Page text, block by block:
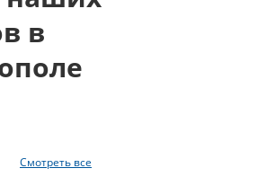
в
Смотреть все